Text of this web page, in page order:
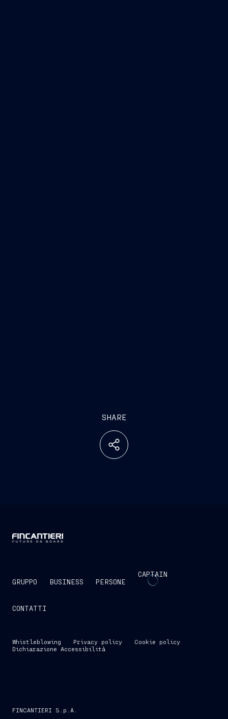
SHARE
GRUPPO BUSINESS PERSONE
CAPTAIN
CONTATTI
Whistleblowing Privacy policy
Cookie policy
Dichiarazione Accessibilità
FINCANTIERI S.p.A.